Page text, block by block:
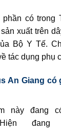
phần có trong
xuất trên
Bộ Y Tế.
tác dụng phụ
An Giang có
này đang
đang